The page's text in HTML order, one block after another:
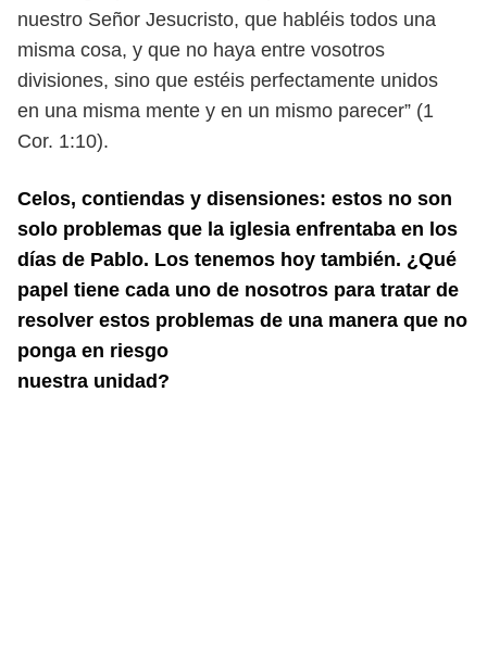
nuestro Señor Jesucristo, que habléis todos una
misma cosa, y que no haya entre vosotros
divisiones, sino que estéis perfectamente unidos
en una misma mente y en un mismo parecer” (1
Cor. 1:10).
Celos, contiendas y disensiones: estos no son
solo problemas que la iglesia enfrentaba en los
días de Pablo. Los tenemos hoy también. ¿Qué
papel tiene cada uno de nosotros para tratar de
resolver estos problemas de una manera que no
ponga en riesgo
nuestra unidad?